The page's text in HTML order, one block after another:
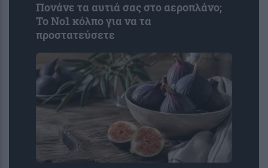
Πονάνε τα αυτιά σας στο αεροπλάνο;
Το Νο1 κόλπο για να τα
προστατεύσετε